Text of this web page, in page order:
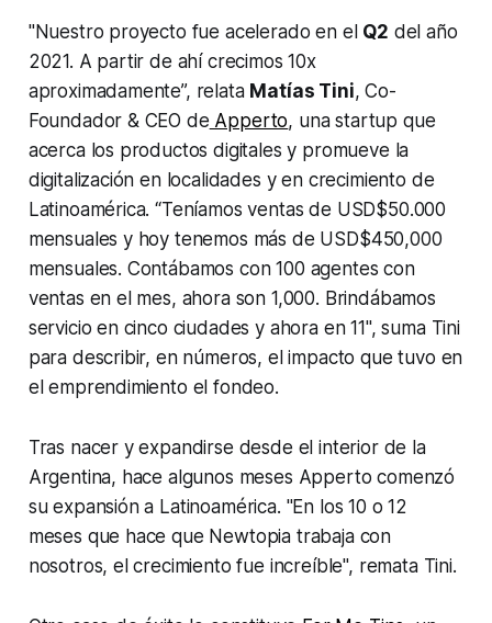
"Nuestro proyecto fue acelerado en el Q2 del año
2021. A partir de ahí crecimos 10x
aproximadamente”, relata Matías Tini, Co-
Foundador & CEO de Apperto, una startup que
acerca los productos digitales y promueve la
digitalización en localidades y en crecimiento de
Latinoamérica. “Teníamos ventas de USD$50.000
mensuales y hoy tenemos más de USD$450,000
mensuales. Contábamos con 100 agentes con
ventas en el mes, ahora son 1,000. Brindábamos
servicio en cinco ciudades y ahora en 11", suma Tini
para describir, en números, el impacto que tuvo en
el emprendimiento el fondeo.
Tras nacer y expandirse desde el interior de la
Argentina, hace algunos meses Apperto comenzó
su expansión a Latinoamérica. "En los 10 o 12
meses que hace que Newtopia trabaja con
nosotros, el crecimiento fue increíble", remata Tini.